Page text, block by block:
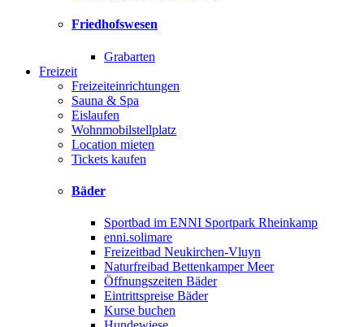
Friedhofswesen
Grabarten
Freizeit
Freizeiteinrichtungen
Sauna & Spa
Eislaufen
Wohnmobilstellplatz
Location mieten
Tickets kaufen
Bäder
Sportbad im ENNI Sportpark Rheinkamp
enni.solimare
Freizeitbad Neukirchen-Vluyn
Naturfreibad Bettenkamper Meer
Öffnungszeiten Bäder
Eintrittspreise Bäder
Kurse buchen